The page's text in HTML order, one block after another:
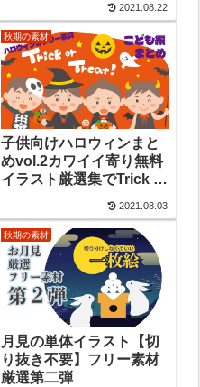
2021.08.22
秋期の素材
子供向けハロウィンまと
めvol.2カワイイ寄り無料
イラスト厳選集でTrick or
2021.08.03
秋期の素材
月見の単体イラスト【切
り抜き不要】フリー素材
厳選第二弾